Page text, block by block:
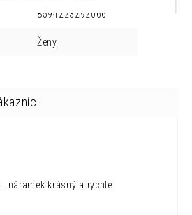
8594223292066
Ženy
krásný a rychle